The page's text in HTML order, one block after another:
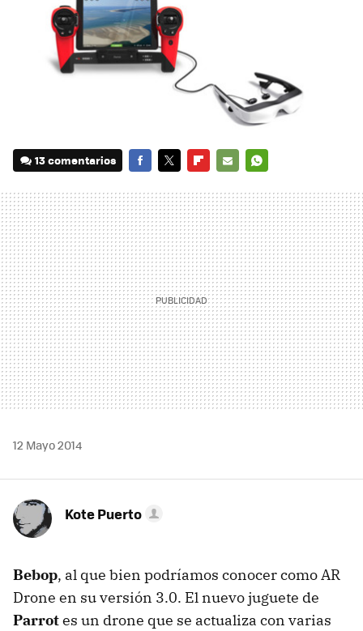
13 comentarios
MAIL
12 Mayo 2014
Kote Puerto
Bebop, al que bien podríamos conocer como AR
Drone en su versión 3.0. El nuevo juguete de
Parrotes un drone que se actualiza con varias